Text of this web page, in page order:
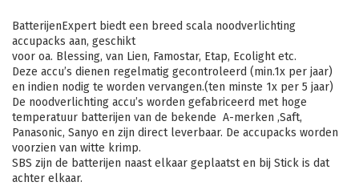
BatterijenExpert biedt een breed scala noodverlichting
accupacks aan, geschikt
voor oa. Blessing, van Lien, Famostar, Etap, Ecolight etc.
Deze accu’s dienen regelmatig gecontroleerd (min.1x per jaar)
en indien nodig te worden vervangen.(ten minste 1x per 5 jaar)
De noodverlichting accu’s worden gefabriceerd met hoge
temperatuur batterijen van de bekende A-merken ,Saft,
Panasonic, Sanyo en zijn direct leverbaar. De accupacks worden
voorzien van witte krimp.
SBS zijn de batterijen naast elkaar geplaatst en bij Stick is dat
achter elkaar.